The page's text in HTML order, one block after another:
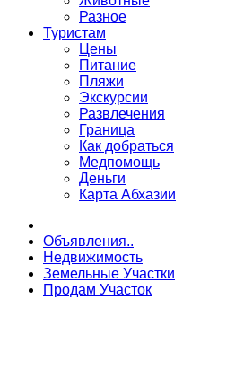
Разное
Туристам
Цены
Питание
Пляжи
Экскурсии
Развлечения
Граница
Как добраться
Медпомощь
Деньги
Карта Абхазии
Объявления..
Недвижимость
Земельные Участки
Продам Участок